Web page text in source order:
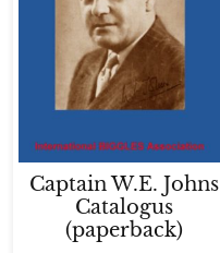
Captain W.E. Johns
Catalogus
(paperback)